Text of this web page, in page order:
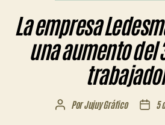
La empresa
una aumento del
AutorPorJujuy Gráfico
Fecha
5